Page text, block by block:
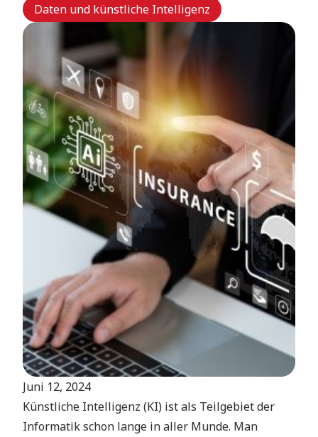
Daten und künstliche Intelligenz
Juni 12, 2024
Künstliche Intelligenz (KI) ist als Teilgebiet der
Informatik schon lange in aller Munde. Man